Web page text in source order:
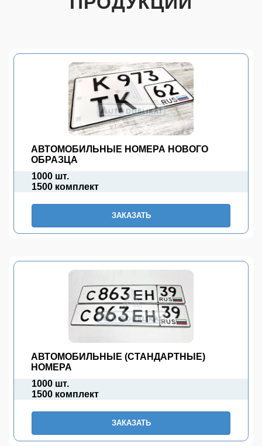
АВТОМОБИЛЬНЫЕ НОМЕРА НОВОГО
ОБРАЗЦА
1000 шт.
1500 комплект
ЗАКАЗАТЬ
АВТОМОБИЛЬНЫЕ (СТАНДАРТНЫЕ)
НОМЕРА
1000 шт.
1500 комплект
ЗАКАЗАТЬ